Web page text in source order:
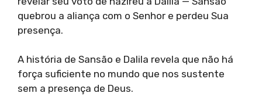
quebrou a aliança com o Senhor e perdeu Sua
presença.
A história de Sansão e Dalila revela que não há
força suficiente no mundo que nos sustente
sem a presença de Deus.